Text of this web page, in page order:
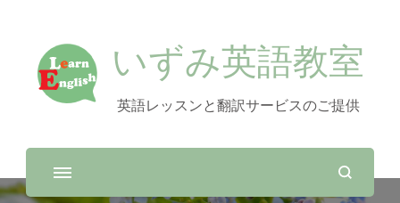
いずみ英語教室
英語レッスンと翻訳サービスのご提供